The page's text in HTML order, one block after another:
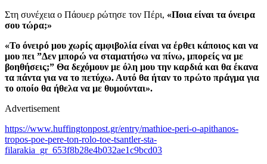
Στη συνέχεια ο Πάουερ ρώτησε τον Πέρι, «Ποια είναι τα όνειρα
σου τώρα;»
«Το όνειρό μου χωρίς αμφιβολία είναι να έρθει κάποιος και να
μου πει ”Δεν μπορώ να σταματήσω να πίνω, μπορείς να με
βοηθήσεις;” Θα δεχόμουν με όλη μου την καρδιά και θα έκανα
τα πάντα για να το πετύχω. Αυτό θα ήταν το πρώτο πράγμα για
το οποίο θα ήθελα να με θυμούνται».
Advertisement
https://www.huffingtonpost.gr/entry/mathioe-peri-o-apithanos-
tropos-poe-pere-ton-rolo-toe-tsantler-sta-
filarakia_gr_653f8b28e4b032ae1c9bcd03